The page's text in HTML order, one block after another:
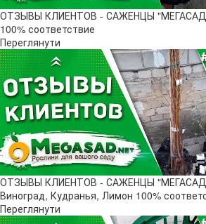
ОТЗЫВЫ КЛИЕНТОВ - САЖЕНЦЫ "МЕГАСАД"
100% соответствие
Переглянути
ОТЗЫВЫ КЛИЕНТОВ - САЖЕНЦЫ "МЕГАСАД"
Виноград, Кудранья, Лимон 100%
Переглянути